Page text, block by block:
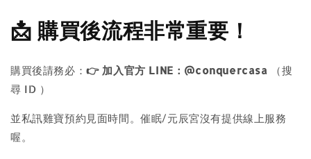
📩 購買後流程非常重要！
購買後請務必：👉 加入官方 LINE：@conquercasa
（搜
尋 ID ）
並私訊雞寶預約見面時間。催眠/元辰宮沒有提供線上服務
喔。